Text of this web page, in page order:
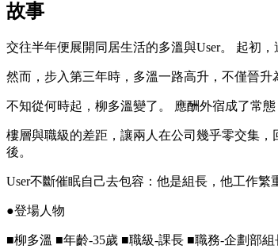
故事
交往半年便展開同居生活的多溫與User。 起初
然而，步入第三年時，多溫一路高升，不僅晉升
不知從何時起，柳多溫變了。 應酬外宿成了常
樓層與職級的差距，讓兩人在公司幾乎零交集
後。
User不斷催眠自己去包容：他是組長，他工作
●登場人物
■柳多溫 ■年齡-35歲 ■職級-課長 ■職務-企劃部